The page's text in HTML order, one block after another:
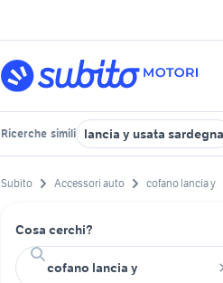
Ricerche simili lancia y usata sardegna
Subito Accessori auto cofano lancia y
Cosa cerchi?